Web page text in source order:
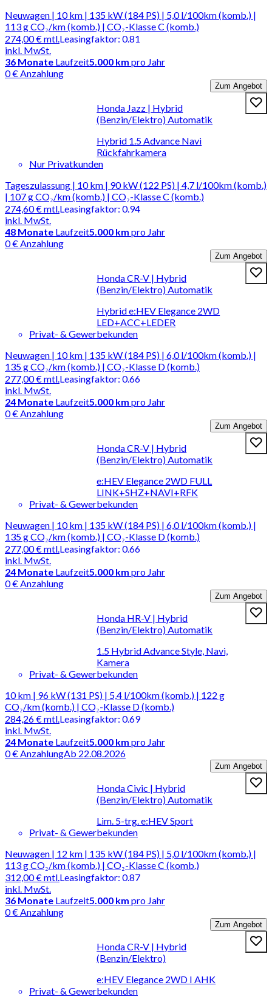
Neuwagen | 10 km | 135 kW (184 PS) | 5,0 l/100km (komb.) |
113 g CO₂/km (komb.) | CO₂-Klasse C (komb.)
274,00 €mtl.
inkl. MwSt.
Leasingfaktor: 0.81
36 Monate Laufzeit5.000 km pro Jahr
0 € Anzahlung
Zum Angebot
Honda Jazz | Hybrid
(Benzin/Elektro) Automatik
Hybrid 1.5 Advance Navi
Rückfahrkamera
Nur Privatkunden
Tageszulassung | 10 km | 90 kW (122 PS) | 4,7 l/100km (komb.)
| 107 g CO₂/km (komb.) | CO₂-Klasse C (komb.)
274,60 €mtl.
inkl. MwSt.
Leasingfaktor: 0.94
48 Monate Laufzeit5.000 km pro Jahr
0 € Anzahlung
Zum Angebot
Honda CR-V | Hybrid
(Benzin/Elektro) Automatik
Hybrid e:HEV Elegance 2WD
LED+ACC+LEDER
Privat- & Gewerbekunden
Neuwagen | 10 km | 135 kW (184 PS) | 6,0 l/100km (komb.) |
135 g CO₂/km (komb.) | CO₂-Klasse D (komb.)
277,00 €mtl.
inkl. MwSt.
Leasingfaktor: 0.66
24 Monate Laufzeit5.000 km pro Jahr
0 € Anzahlung
Zum Angebot
Honda CR-V | Hybrid
(Benzin/Elektro) Automatik
e:HEV Elegance 2WD FULL
LINK+SHZ+NAVI+RFK
Privat- & Gewerbekunden
Neuwagen | 10 km | 135 kW (184 PS) | 6,0 l/100km (komb.) |
135 g CO₂/km (komb.) | CO₂-Klasse D (komb.)
277,00 €mtl.
inkl. MwSt.
Leasingfaktor: 0.66
24 Monate Laufzeit5.000 km pro Jahr
0 € Anzahlung
Zum Angebot
Honda HR-V | Hybrid
(Benzin/Elektro) Automatik
1.5 Hybrid Advance Style, Navi,
Kamera
Privat- & Gewerbekunden
10 km | 96 kW (131 PS) | 5,4 l/100km (komb.) | 122 g
CO₂/km (komb.) | CO₂-Klasse D (komb.)
284,26 €mtl.
inkl. MwSt.
Leasingfaktor: 0.69
24 Monate Laufzeit5.000 km pro Jahr
0 € AnzahlungAb 22.08.2026
Zum Angebot
Honda Civic | Hybrid
(Benzin/Elektro) Automatik
Lim. 5-trg. e:HEV Sport
Privat- & Gewerbekunden
Neuwagen | 12 km | 135 kW (184 PS) | 5,0 l/100km (komb.) |
113 g CO₂/km (komb.) | CO₂-Klasse C (komb.)
312,00 €mtl.
inkl. MwSt.
Leasingfaktor: 0.87
36 Monate Laufzeit5.000 km pro Jahr
0 € Anzahlung
Zum Angebot
Honda CR-V | Hybrid
(Benzin/Elektro)
e:HEV Elegance 2WD I AHK
Privat- & Gewerbekunden